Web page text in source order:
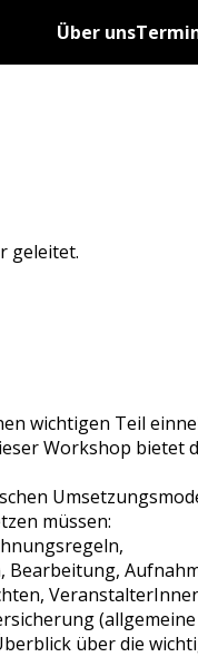
Über uns
geleitet.
wichtigen Teil
Workshop bietet
müssen:
Bearbeitung,
(allgemeine
über die